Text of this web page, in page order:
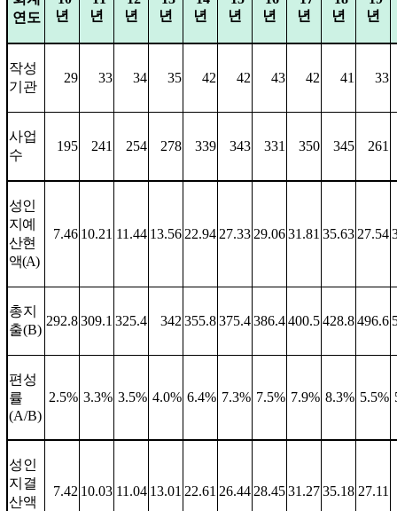
연도
년
년
년
년
년
년
년
년
년
년
작성
기관
29 33 34 35 42 42 43 42 41 33
사업
수
195 241 254 278 339 343 331 350 345 261
성인
지예
산현
액(A)
7.46 10.21 11.44 13.5622.9427.3329.0631.81 35.6327.54
총지
출(B)
292.8309.1 325.4 342355.8375.4386.4400.5428.8496.6
편성
률
(A/B)
2.5% 3.3% 3.5% 4.0% 6.4% 7.3% 7.5% 7.9% 8.3% 5.5%
성인
지결
산액
7.42 10.03 11.04 13.01 22.61 26.4428.4531.2735.18 27.11